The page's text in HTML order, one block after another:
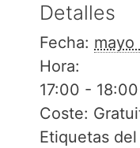
Detalles
Fecha: mayo
Hora:
17:00 - 18:00
Coste:
Etiquetas